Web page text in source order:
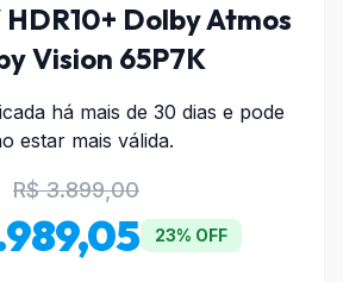
Dolby Atmos
Vision 65P7K
há mais de 30 dias e pode
estar mais válida.
R$ 3.899,00
23% OFF